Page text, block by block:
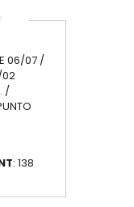
06/07 /
02
/
: 138